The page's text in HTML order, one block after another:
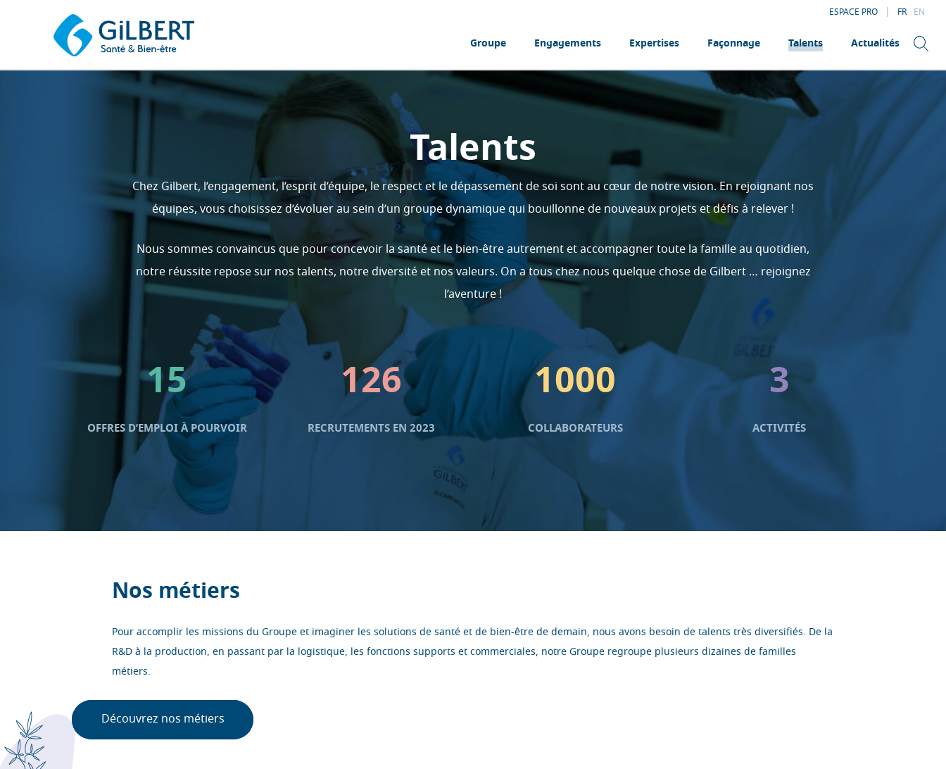
ESPACE PRO | FR EN
Groupe Engagements Expertises Façonnage Talents Actualités
Talents
Chez Gilbert, l’engagement, l’esprit d’équipe, le respect et le dépassement de soi sont au cœur de notre vision. En rejoignant nos
équipes, vous choisissez d’évoluer au sein d’un groupe dynamique qui bouillonne de nouveaux projets et défis à relever !
Nous sommes convaincus que pour concevoir la santé et le bien-être autrement et accompagner toute la famille au quotidien,
notre réussite repose sur nos talents, notre diversité et nos valeurs. On a tous chez nous quelque chose de Gilbert … rejoignez
l’aventure !
15
OFFRES D’EMPLOI À POURVOIR
126
RECRUTEMENTS EN 2023
1000
COLLABORATEURS
3
ACTIVITÉS
Nos métiers
Pour accomplir les missions du Groupe et imaginer les solutions de santé et de bien-être de demain, nous avons besoin de talents très diversifiés. De la
R&D à la production, en passant par la logistique, les fonctions supports et commerciales, notre Groupe regroupe plusieurs dizaines de familles
métiers.
Découvrez nos métiers